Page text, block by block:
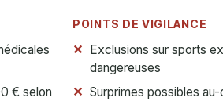
€ selon
POINTS DE VIGILANCE
Exclusions sur sports
dangereuses
Surprimes possibles